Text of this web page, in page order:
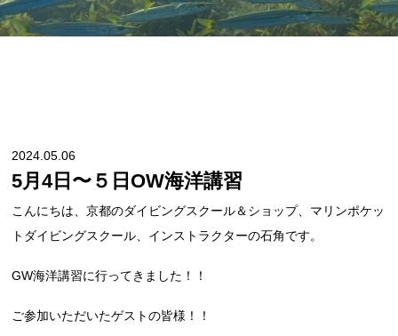
2024.05.06
5月4日〜５日OW海洋講習
こんにちは、京都のダイビングスクール＆ショップ、マリンポケッ
トダイビングスクール、インストラクターの石角です。
GW海洋講習に行ってきました！！
ご参加いただいたゲストの皆様！！